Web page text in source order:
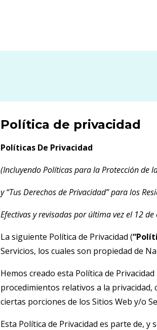
Política de privacidad
Políticas De Privacidad
(Incluyendo Políticas para la Protección de
y “Tus Derechos de Privacidad” para los
Efectivas y revisadas por última vez el 12
La siguiente Política de Privacidad (
Servicios, los cuales son propiedad de
Hemos creado esta Política de
procedimientos relativos a la
ciertas porciones de los Sitios Web y/o
Esta Política de Privacidad es parte de,